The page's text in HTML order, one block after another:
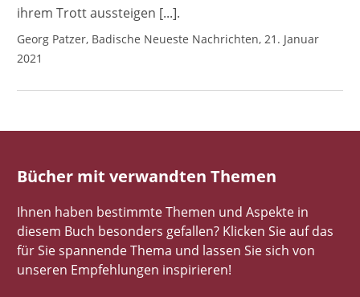
ihrem Trott aussteigen [...].
Georg Patzer, Badische Neueste Nachrichten, 21. Januar
2021
Bücher mit verwandten Themen
Ihnen haben bestimmte Themen und Aspekte in
diesem Buch besonders gefallen? Klicken Sie auf das
für Sie spannende Thema und lassen Sie sich von
unseren Empfehlungen inspirieren!